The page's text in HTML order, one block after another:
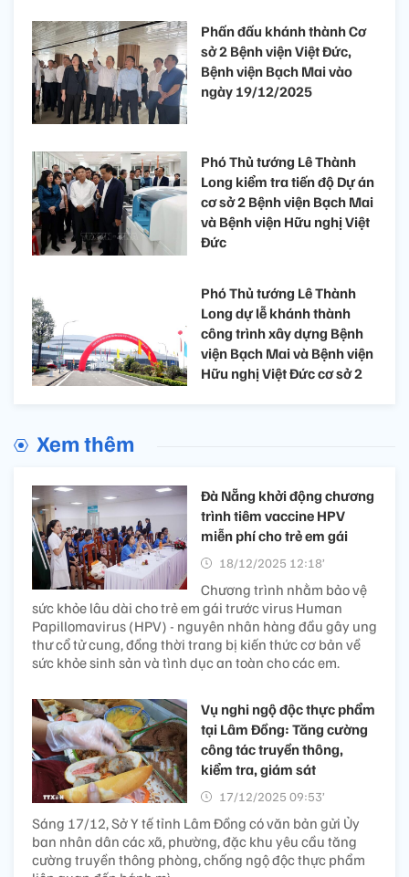
Phấn đấu khánh thành Cơ
sở 2 Bệnh viện Việt Đức,
Bệnh viện Bạch Mai vào
ngày 19/12/2025
Phó Thủ tướng Lê Thành
Long kiểm tra tiến độ Dự án
cơ sở 2 Bệnh viện Bạch Mai
và Bệnh viện Hữu nghị Việt
Đức
Phó Thủ tướng Lê Thành
Long dự lễ khánh thành
công trình xây dựng Bệnh
viện Bạch Mai và Bệnh viện
Hữu nghị Việt Đức cơ sở 2
Xem thêm
Đà Nẵng khởi động chương
trình tiêm vaccine HPV
miễn phí cho trẻ em gái
18/12/2025 12:18’
Chương trình nhằm bảo vệ
sức khỏe lâu dài cho trẻ em gái trước virus Human
Papillomavirus (HPV) - nguyên nhân hàng đầu gây ung
thư cổ tử cung, đồng thời trang bị kiến thức cơ bản về
sức khỏe sinh sản và tình dục an toàn cho các em.
Vụ nghi ngộ độc thực phẩm
tại Lâm Đồng: Tăng cường
công tác truyền thông,
kiểm tra, giám sát
17/12/2025 09:53’
Sáng 17/12, Sở Y tế tỉnh Lâm Đồng có văn bản gửi Ủy
ban nhân dân các xã, phường, đặc khu yêu cầu tăng
cường truyền thông phòng, chống ngộ độc thực phẩm